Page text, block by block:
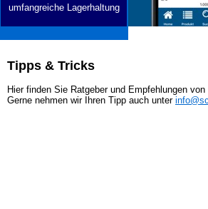
umfangreiche Lagerhaltung
Tipps & Tricks
Hier finden Sie Ratgeber und Empfehlungen
Gerne nehmen wir Ihren Tipp auch unter